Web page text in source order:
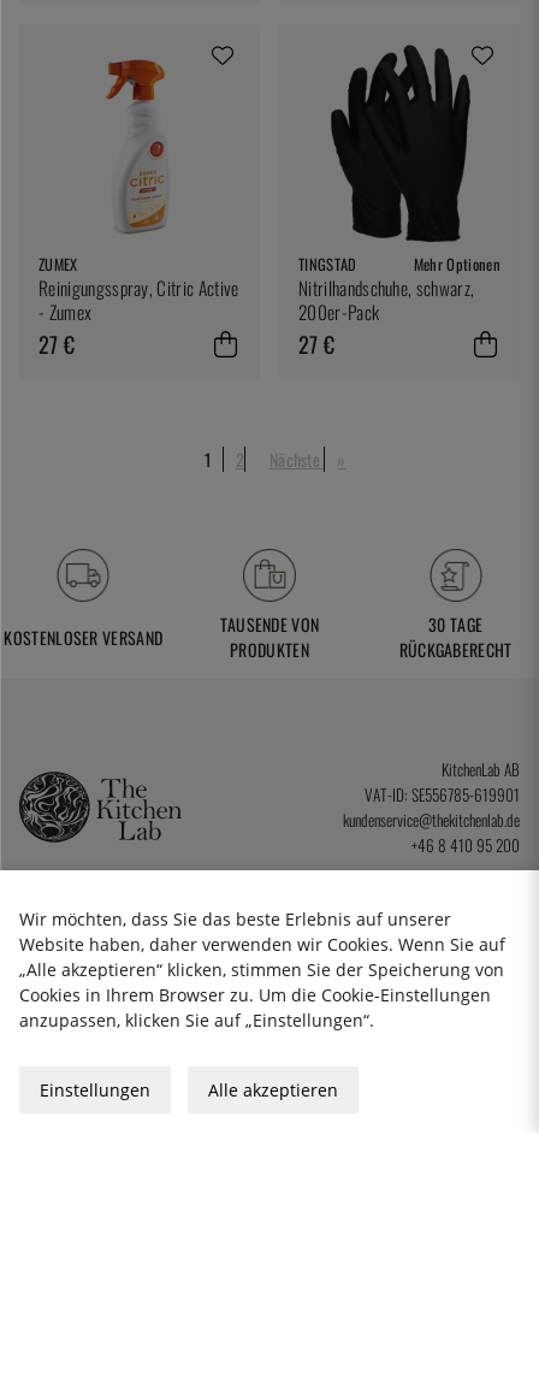
ZUMEX
Reinigungsspray, Citric Active
- Zumex
27 €
TINGSTAD Mehr Optionen
Nitrilhandschuhe, schwarz,
200er-Pack
27 €
1 2 Nächste »
KOSTENLOSER VERSAND
TAUSENDE VON
PRODUKTEN
30 TAGE
RÜCKGABERECHT
KitchenLab AB
VAT-ID: SE556785-619901
kundenservice@thekitchenlab.de
+46 8 410 95 200
Datenschutzerklärung
Wir möchten, dass Sie das beste Erlebnis auf unserer
Website haben, daher verwenden wir Cookies. Wenn Sie auf
„Alle akzeptieren“ klicken, stimmen Sie der Speicherung von
Cookies in Ihrem Browser zu. Um die Cookie-Einstellungen
anzupassen, klicken Sie auf „Einstellungen“.
Einstellungen Alle akzeptieren